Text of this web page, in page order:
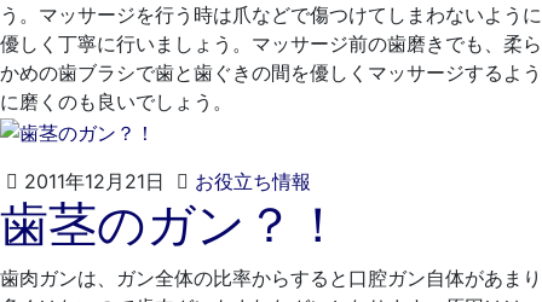
う。マッサージを行う時は爪などで傷つけてしまわないように
優しく丁寧に行いましょう。マッサージ前の歯磨きでも、柔ら
かめの歯ブラシで歯と歯ぐきの間を優しくマッサージするよう
に磨くのも良いでしょう。
2011年12月21日 お役立ち情報
年
4
月
20
れ
も
と
歯
歯茎のガン？！
歯肉ガンは、ガン全体の比率からすると口腔ガン自体があまり